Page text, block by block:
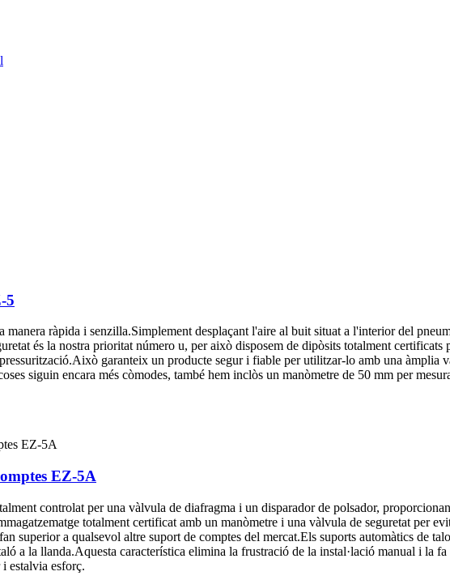
5
manera ràpida i senzilla.Simplement desplaçant l'aire al buit situat a l'interior del
és la nostra prioritat número u, per això disposem de dipòsits totalment
garanteix un producte segur i fiable per utilitzar-lo amb una àmplia
siguin encara més còmodes, també hem inclòs un manòmetre de 50 mm per
EZ-5A
controlat per una vàlvula de diafragma i un disparador de polsador,
totalment certificat amb un manòmetre i una vàlvula de seguretat per
superior a qualsevol altre suport de comptes del mercat.Els suports automàtics de
a la llanda.Aquesta característica elimina la frustració de la instal·lació manual i la
estalvia esforç.